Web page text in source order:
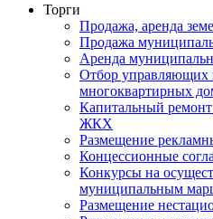
Торги
Продажа, аренда
Продажа
Аренда
Отбор управляющих
многоквартирных
Капитальный ремонт
ЖКХ
Размещение
Концессионные
Конкурсы на
муниципальным
Размещение